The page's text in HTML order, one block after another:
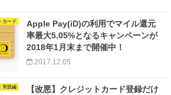
カード
Apple Pay(iD)の利用でマイル還元
率最大5.05%となるキャンペーンが
2018年1月末まで開催中！
2017.12.05
実践編
【改悪】クレジットカード登録だけ